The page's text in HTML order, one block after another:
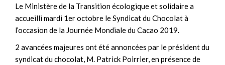
Le Ministère de la Transition écologique et solidaire a
accueilli mardi 1er octobre le Syndicat du Chocolat à
l’occasion de la Journée Mondiale du Cacao 2019.
2 avancées majeures ont été annoncées par le président du
syndicat du chocolat, M. Patrick Poirrier, en présence de